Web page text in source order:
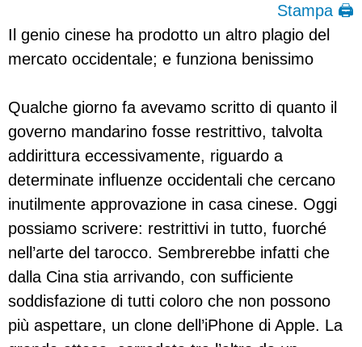
Stampa 🖨
Il genio cinese ha prodotto un altro plagio del
mercato occidentale; e funziona benissimo
Qualche giorno fa avevamo scritto di quanto il
governo mandarino fosse restrittivo, talvolta
addirittura eccessivamente, riguardo a
determinate influenze occidentali che cercano
inutilmente approvazione in casa cinese. Oggi
possiamo scrivere: restrittivi in tutto, fuorché
nell’arte del tarocco. Sembrerebbe infatti che
dalla Cina stia arrivando, con sufficiente
soddisfazione di tutti coloro che non possono
più aspettare, un clone dell’iPhone di Apple. La